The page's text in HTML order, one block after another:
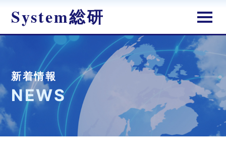
System総研
新着情報
NEWS